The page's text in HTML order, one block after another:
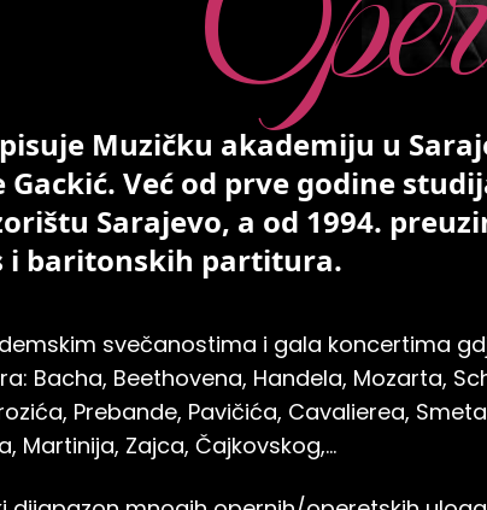
Muzičku akademiju u
Gackić. Već od prve godine
Sarajevo, a od 1994.
i baritonskih partitura.
svečanostima i gala koncertima
Bacha, Beethovena, Handela, Mozarta,
Prebande, Pavičića, Cavalierea,
Martinija, Zajca, Čajkovskog,…